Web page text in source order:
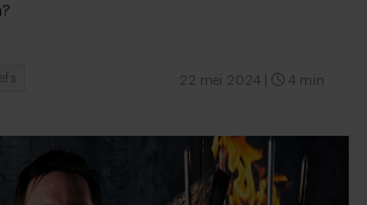
22 mei 2024 4 min